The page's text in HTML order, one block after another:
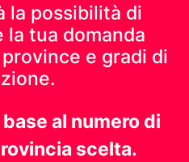
la possibilità di
la tua domanda
e gradi di
al numero di
scelta.